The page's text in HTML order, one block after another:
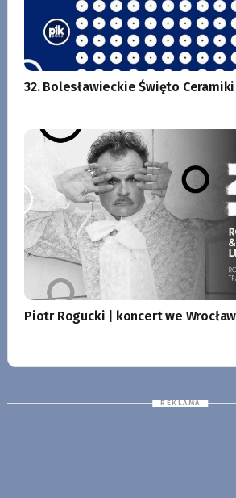
32. Bolesławieckie Święto
Piotr Rogucki | koncert we